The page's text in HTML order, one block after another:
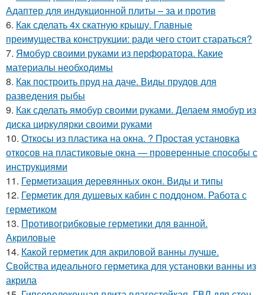
Адаптер для индукционной плиты – за и против
6. Как сделать 4х скатную крышу. Главные
преимущества конструкции: ради чего стоит стараться?
7. Ямобур своими руками из перфоратора. Какие
материалы необходимы
8. Как построить пруд на даче. Виды прудов для
разведения рыбы
9. Как сделать ямобур своими руками. Делаем ямобур из
диска циркулярки своими руками
10. Откосы из пластика на окна. ? Простая установка
откосов на пластиковые окна — проверенные способы с
инструкциями
11. Герметизация деревянных окон. Виды и типы
12. Герметик для душевых кабин с поддоном. Работа с
герметиком
13. Противогрибковые герметики для ванной.
Акриловые
14. Какой герметик для акриловой ванны лучше.
Свойства идеального герметика для установки ванны из
акрила